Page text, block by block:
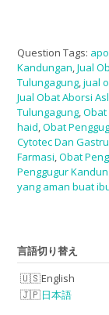
Question Tags:
Kandungan Jual
Tulungagung jual
Jual Obat Aborsi
Tulungagung Obat
haid Obat
Cytotec Dan
Farmasi Obat
Penggugur
yang aman buat
言語切り替え
English
日本語